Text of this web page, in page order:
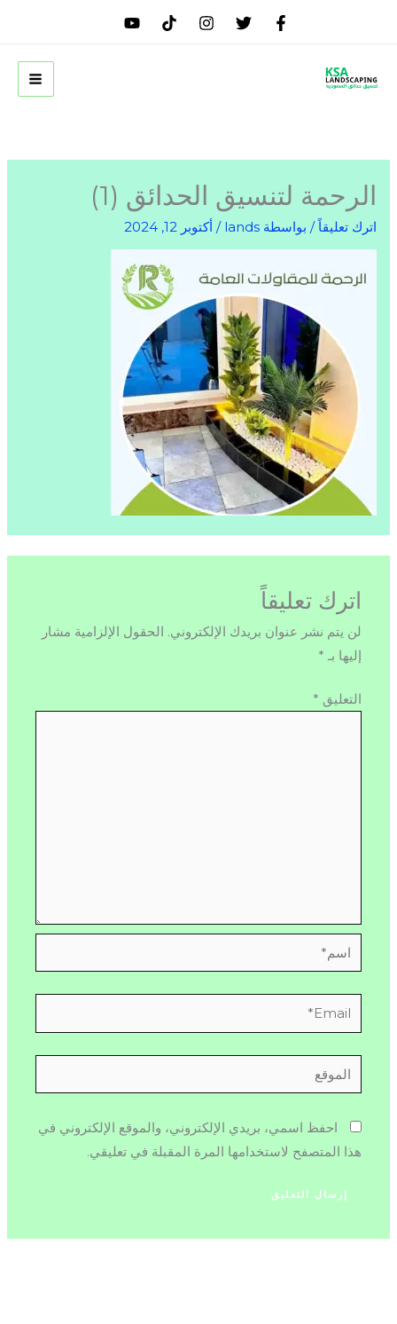
الرحمة لتنسيق الحدائق (1)
اترك تعليقاً / بواسطة lands
/أكتوبر 12, 2024
اترك تعليقاً
لن يتم نشر عنوان بريدك الإلكتروني. الحقول الإلزامية مشار
إليها بـ *
التعليق *
اسم*
Email*
الموقع
احفظ اسمي، بريدي الإلكتروني، والموقع الإلكتروني في
هذا المتصفح لاستخدامها المرة المقبلة في تعليقي.